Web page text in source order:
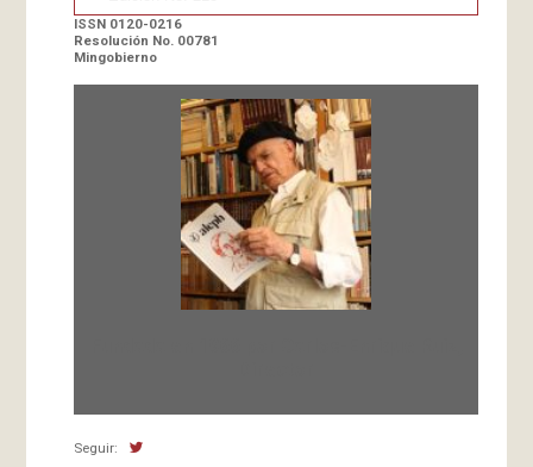
ISSN 0120-0216
Resolución No. 00781
Mingobierno
Seguir: